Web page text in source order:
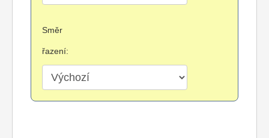
Směr
řazení: